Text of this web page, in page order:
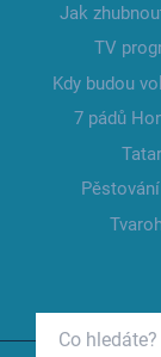
Jak
TV
Kdy budou
7 pádů